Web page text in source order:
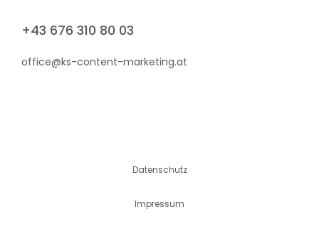
+43 676 310 80 03
office@ks-content-marketing.at
Datenschutz
Impressum